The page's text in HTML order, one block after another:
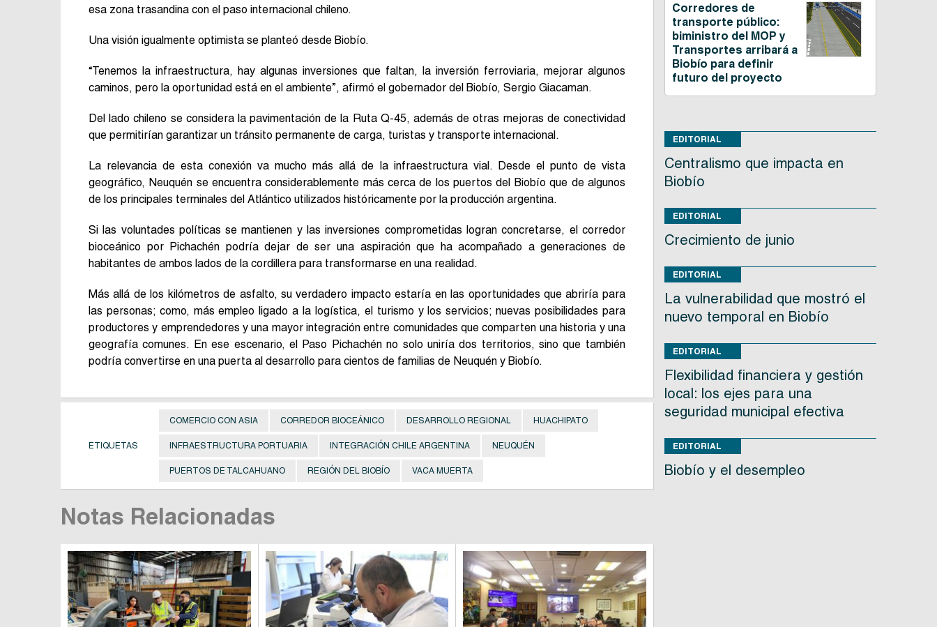
esa zona trasandina con el paso internacional chileno.
Una visión igualmente optimista se planteó desde Biobío.
“Tenemos la infraestructura, hay algunas inversiones que faltan, la inversión ferroviaria, mejorar algunos
caminos, pero la oportunidad está en el ambiente”, afirmó el gobernador del Biobío, Sergio Giacaman.
Del lado chileno se considera la pavimentación de la Ruta Q-45, además de otras mejoras de conectividad
que permitirían garantizar un tránsito permanente de carga, turistas y transporte internacional.
La relevancia de esta conexión va mucho más allá de la infraestructura vial. Desde el punto de vista
geográfico, Neuquén se encuentra considerablemente más cerca de los puertos del Biobío que de algunos
de los principales terminales del Atlántico utilizados históricamente por la producción argentina.
Si las voluntades políticas se mantienen y las inversiones comprometidas logran concretarse, el corredor
bioceánico por Pichachén podría dejar de ser una aspiración que ha acompañado a generaciones de
habitantes de ambos lados de la cordillera para transformarse en una realidad.
Más allá de los kilómetros de asfalto, su verdadero impacto estaría en las oportunidades que abriría para
las personas; como, más empleo ligado a la logística, el turismo y los servicios; nuevas posibilidades para
productores y emprendedores y una mayor integración entre comunidades que comparten una historia y una
geografía comunes. En ese escenario, el Paso Pichachén no solo uniría dos territorios, sino que también
podría convertirse en una puerta al desarrollo para cientos de familias de Neuquén y Biobío.
ETIQUETAS
COMERCIO CON ASIA CORREDOR BIOCEÁNICO DESARROLLO REGIONAL HUACHIPATO
INFRAESTRUCTURA PORTUARIA INTEGRACIÓN CHILE ARGENTINA NEUQUÉN
PUERTOS DE TALCAHUANO REGIÓN DEL BIOBÍO VACA MUERTA
Notas Relacionadas
Corredores de
transporte público:
biministro del MOP y
Transportes arribará a
Biobío para definir
futuro del proyecto
EDITORIAL
Centralismo que impacta en
Biobío
EDITORIAL
Crecimiento de junio
EDITORIAL
La vulnerabilidad que mostró el
nuevo temporal en Biobío
EDITORIAL
Flexibilidad financiera y gestión
local: los ejes para una
seguridad municipal efectiva
EDITORIAL
Biobío y el desempleo